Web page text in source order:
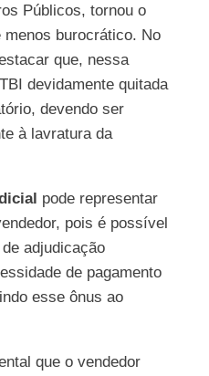
Públicos, tornou o
burocrático. No
que, nessa
devidamente quitada
devendo ser
à lavratura da
pode representar
pois é possível
adjudicação
de pagamento
esse ônus ao
que o vendedor